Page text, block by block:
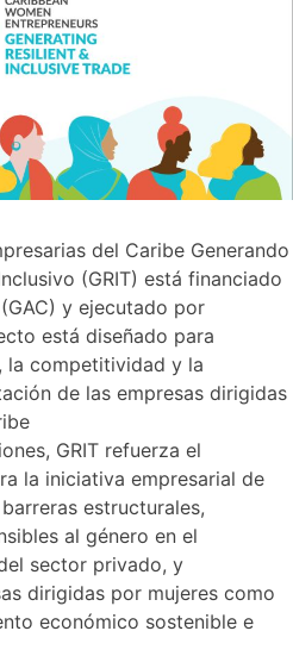
del Caribe Generando
(GRIT) está financiado
y ejecutado por
está diseñado para
la competitividad y la
de las empresas dirigidas
GRIT refuerza el
la iniciativa empresarial de
estructurales,
al género en el
sector privado, y
dirigidas por mujeres como
económico sostenible e